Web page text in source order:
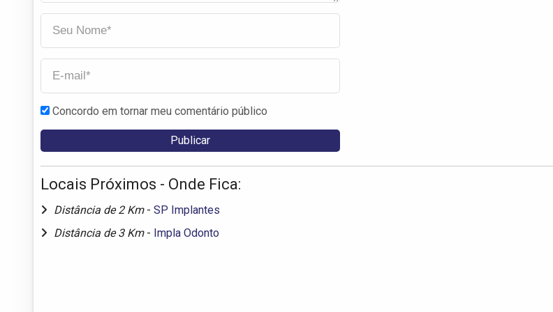
Concordo em tornar meu comentário público
Locais Próximos - Onde Fica:
Distância de 2 Km - SP Implantes
Distância de 3 Km - Impla Odonto